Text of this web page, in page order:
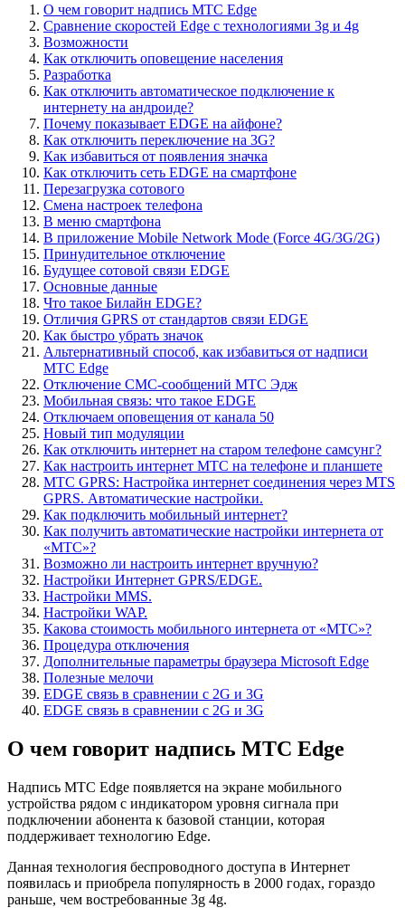
О чем говорит надпись МТС Edge
Сравнение скоростей Edge с технологиями 3g и 4g
Возможности
Как отключить оповещение населения
Разработка
Как отключить автоматическое подключение к
интернету на андроиде?
Почему показывает EDGE на айфоне?
Как отключить переключение на 3G?
Как избавиться от появления значка
Как отключить сеть EDGE на смартфоне
Перезагрузка сотового
Смена настроек телефона
В меню смартфона
В приложение Mobile Network Mode (Force 4G/3G/2G)
Принудительное отключение
Будущее сотовой связи EDGE
Основные данные
Что такое Билайн EDGE?
Отличия GPRS от стандартов связи EDGE
Как быстро убрать значок
Альтернативный способ, как избавиться от надписи
MTC Edge
Отключение СМС-сообщений МТС Эдж
Мобильная связь: что такое EDGE
Отключаем оповещения от канала 50
Новый тип модуляции
Как отключить интернет на старом телефоне самсунг?
Как настроить интернет МТС на телефоне и планшете
МТС GPRS: Настройка интернет соединения через MTS
GPRS. Автоматические настройки.
Как подключить мобильный интернет?
Как получить автоматические настройки интернета от
«МТС»?
Возможно ли настроить интернет вручную?
Настройки Интернет GPRS/EDGE.
Настройки MMS.
Настройки WAP.
Какова стоимость мобильного интернета от «МТС»?
Процедура отключения
Дополнительные параметры браузера Microsoft Edge
Полезные мелочи
EDGE связь в сравнении с 2G и 3G
EDGE связь в сравнении с 2G и 3G
О чем говорит надпись МТС Edge
Надпись МТС Edge появляется на экране мобильного
устройства рядом с индикатором уровня сигнала при
подключении абонента к базовой станции, которая
поддерживает технологию Edge.
Данная технология беспроводного доступа в Интернет
появилась и приобрела популярность в 2000 годах, гораздо
раньше, чем востребованные 3g 4g.